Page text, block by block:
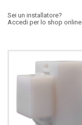
Sei un installatore?
Accedi per lo shop online